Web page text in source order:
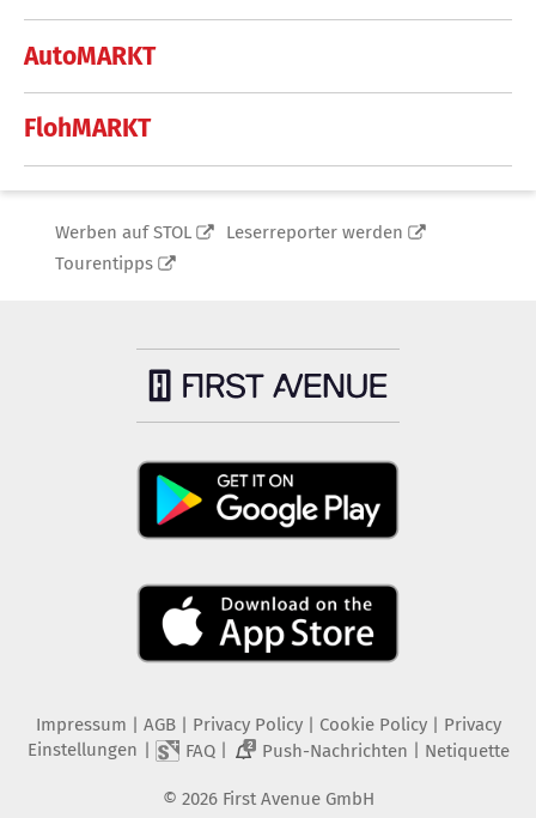
AutoMARKT
FlohMARKT
Werben auf STOL
Leserreporter werden
Tourentipps
Impressum | AGB | Privacy Policy| Cookie Policy| Privacy
Einstellungen | FAQ| 2 Push-Nachrichten | Netiquette
© 2026 First Avenue GmbH